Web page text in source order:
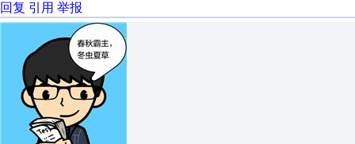
回复 引用 举报